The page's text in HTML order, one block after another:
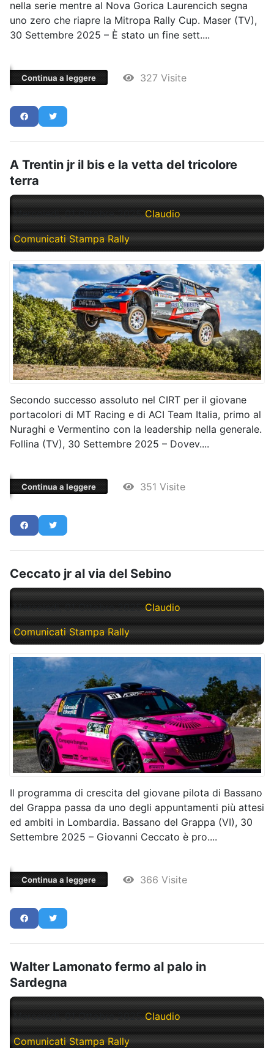
nella serie mentre al Nova Gorica Laurencich segna
uno zero che riapre la Mitropa Rally Cup. Maser (TV),
30 Settembre 2025 – È stato un fine sett....
Continua a leggere 327 Visite
A Trentin jr il bis e la vetta del tricolore
terra
Mercoledì, 01 Ottobre 2025 Claudio
Comunicati Stampa Rally
Secondo successo assoluto nel CIRT per il giovane
portacolori di MT Racing e di ACI Team Italia, primo al
Nuraghi e Vermentino con la leadership nella generale.
Follina (TV), 30 Settembre 2025 – Dovev....
Continua a leggere 351 Visite
Ceccato jr al via del Sebino
Mercoledì, 01 Ottobre 2025 Claudio
Comunicati Stampa Rally
Il programma di crescita del giovane pilota di Bassano
del Grappa passa da uno degli appuntamenti più attesi
ed ambiti in Lombardia. Bassano del Grappa (VI), 30
Settembre 2025 – Giovanni Ceccato è pro....
Continua a leggere 366 Visite
Walter Lamonato fermo al palo in
Sardegna
Mercoledì, 01 Ottobre 2025 Claudio
Comunicati Stampa Rally